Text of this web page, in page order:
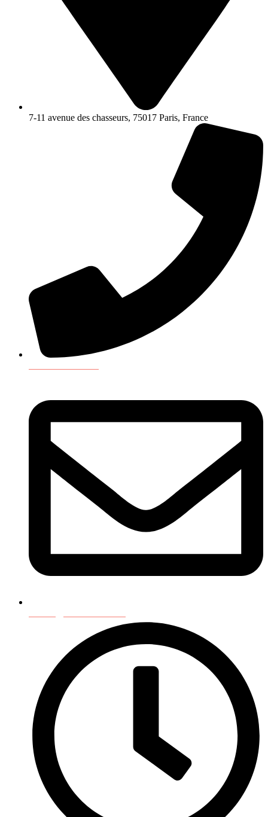
7-11 avenue des chasseurs, 75017 Paris, France